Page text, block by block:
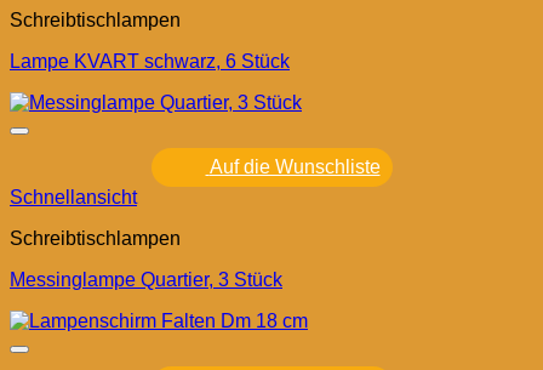
Schreibtischlampen
Lampe KVART schwarz, 6 Stück
Auf die Wunschliste
Schnellansicht
Schreibtischlampen
Messinglampe Quartier, 3 Stück